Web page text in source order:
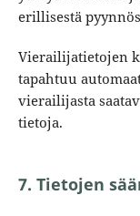
erillisestä
Vierailijatietojen
tapahtuu
vierailijasta
tietoja.
7. Tietojen